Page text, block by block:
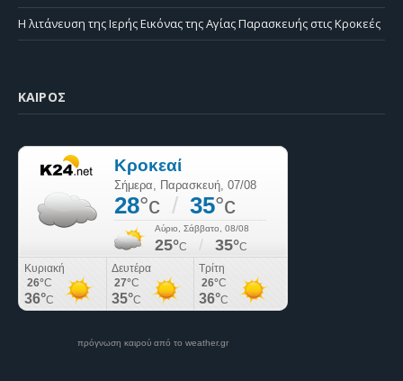
Η λιτάνευση της Ιερής Εικόνας της Αγίας Παρασκευής στις Κροκεές
ΚΑΙΡΌΣ
πρόγνωση καιρού από το weather.gr